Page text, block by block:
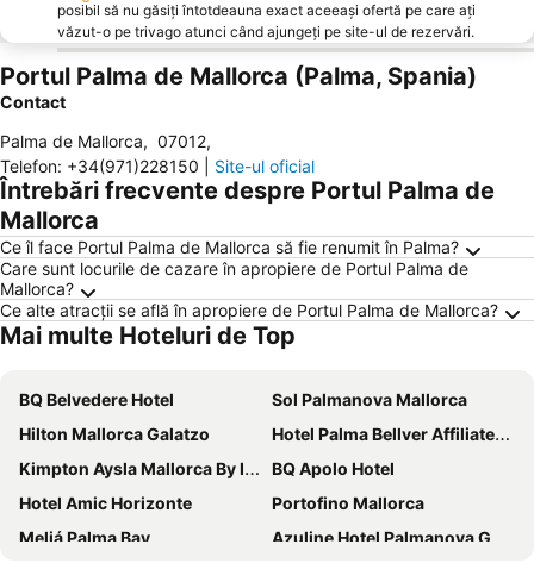
posibil să nu găsiți întotdeauna exact aceeași ofertă pe care ați
văzut-o pe trivago atunci când ajungeți pe site-ul de rezervări.
Portul Palma de Mallorca (Palma, Spania)
Contact
Palma de Mallorca, 07012,
Telefon: +34(971)228150 Site-ul oficial
Întrebări frecvente despre Portul Palma de
Mallorca
Ce îl face Portul Palma de Mallorca să fie renumit în Palma?
Care sunt locurile de cazare în apropiere de Portul Palma de
Mallorca?
Ce alte atracții se află în apropiere de Portul Palma de Mallorca?
Mai multe Hoteluri de Top
BQ Belvedere Hotel
Sol Palmanova Mallorca
Hilton Mallorca Galatzo
Hotel Palma Bellver Affiliated by Meliá
Kimpton Aysla Mallorca By Ihg
BQ Apolo Hotel
Hotel Amic Horizonte
Portofino Mallorca
Meliá Palma Bay
Azuline Hotel Palmanova Garden